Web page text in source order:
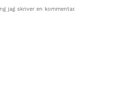
jag skriver en kommentar.